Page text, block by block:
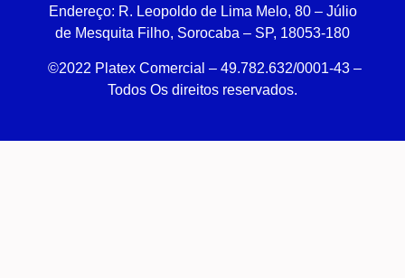
Endereço: R. Leopoldo de Lima Melo, 80 – Júlio
de Mesquita Filho, Sorocaba – SP, 18053-180
©2022 Platex Comercial – 49.782.632/0001-43 –
Todos Os direitos reservados.